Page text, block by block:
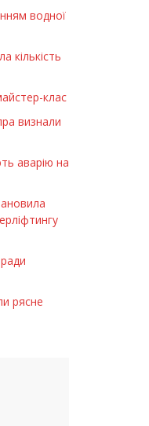
водної
кількість
клас
визнали
аварію на
рясне